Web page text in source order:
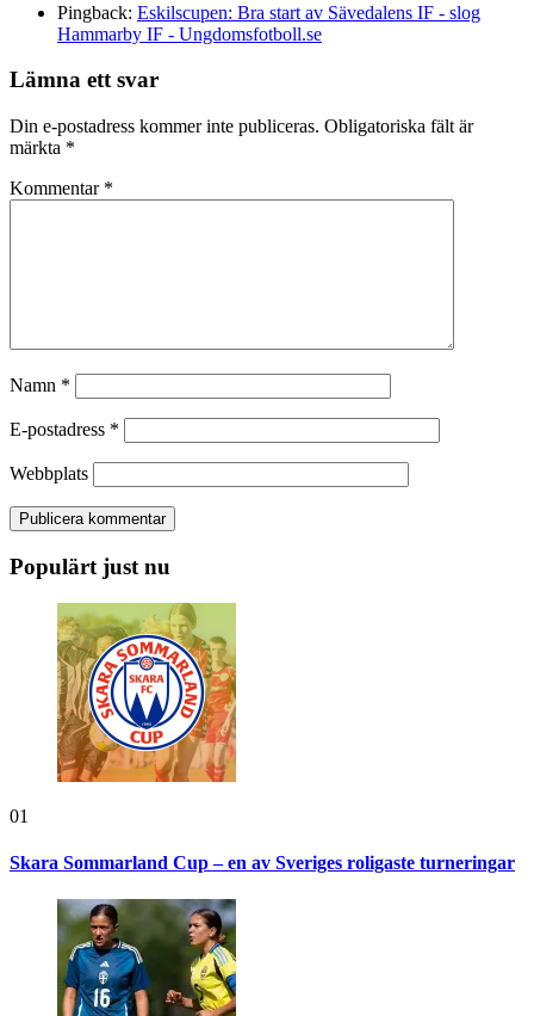
Pingback: Eskilscupen: Bra start av Sävedalens IF - slog
Hammarby IF - Ungdomsfotboll.se
Lämna ett svar
Din e-postadress kommer inte publiceras. Obligatoriska fält är
märkta *
Kommentar *
Namn *
E-postadress *
Webbplats
Populärt just nu
01
Skara Sommarland Cup – en av Sveriges roligaste turneringar